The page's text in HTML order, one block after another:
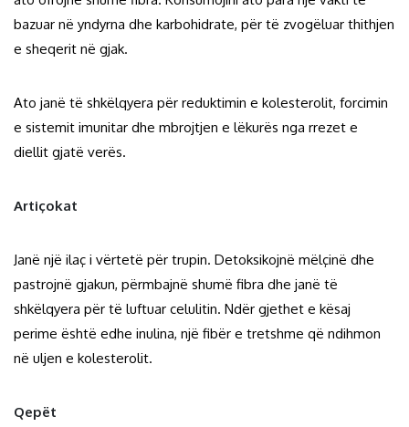
bazuar në yndyrna dhe karbohidrate, për të zvogëluar thithjen
e sheqerit në gjak.
Ato janë të shkëlqyera për reduktimin e kolesterolit, forcimin
e sistemit imunitar dhe mbrojtjen e lëkurës nga rrezet e
diellit gjatë verës.
Artiçokat
Janë një ilaç i vërtetë për trupin. Detoksikojnë mëlçinë dhe
pastrojnë gjakun, përmbajnë shumë fibra dhe janë të
shkëlqyera për të luftuar celulitin. Ndër gjethet e kësaj
perime është edhe inulina, një fibër e tretshme që ndihmon
në uljen e kolesterolit.
Qepët